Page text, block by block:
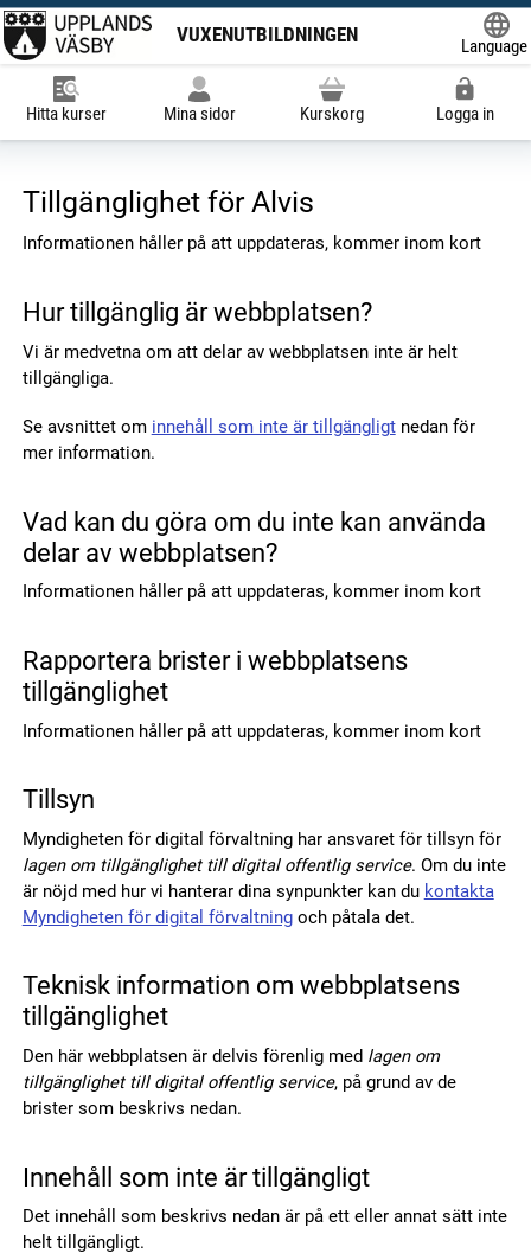
VUXENUTBILDNINGEN
Language
Hitta kurser Mina sidor Kurskorg Logga in
Tillgänglighet för Alvis
Informationen håller på att uppdateras, kommer inom kort
Hur tillgänglig är webbplatsen?
Vi är medvetna om att delar av webbplatsen inte är helt
tillgängliga.
Se avsnittet om innehåll som inte är tillgängligtnedan för
mer information.
Vad kan du göra om du inte kan använda
delar av webbplatsen?
Informationen håller på att uppdateras, kommer inom kort
Rapportera brister i webbplatsens
tillgänglighet
Informationen håller på att uppdateras, kommer inom kort
Tillsyn
Myndigheten för digital förvaltning har ansvaret för tillsyn för
lagen om tillgänglighet till digital offentlig service. Om du inte
är nöjd med hur vi hanterar dina synpunkter kan du kontakta
Myndigheten för digital förvaltningoch påtala det.
Teknisk information om webbplatsens
tillgänglighet
Den här webbplatsen är delvis förenlig med lagen om
tillgänglighet till digital offentlig service, på grund av de
brister som beskrivs nedan.
Innehåll som inte är tillgängligt
Det innehåll som beskrivs nedan är på ett eller annat sätt inte
helt tillgängligt.